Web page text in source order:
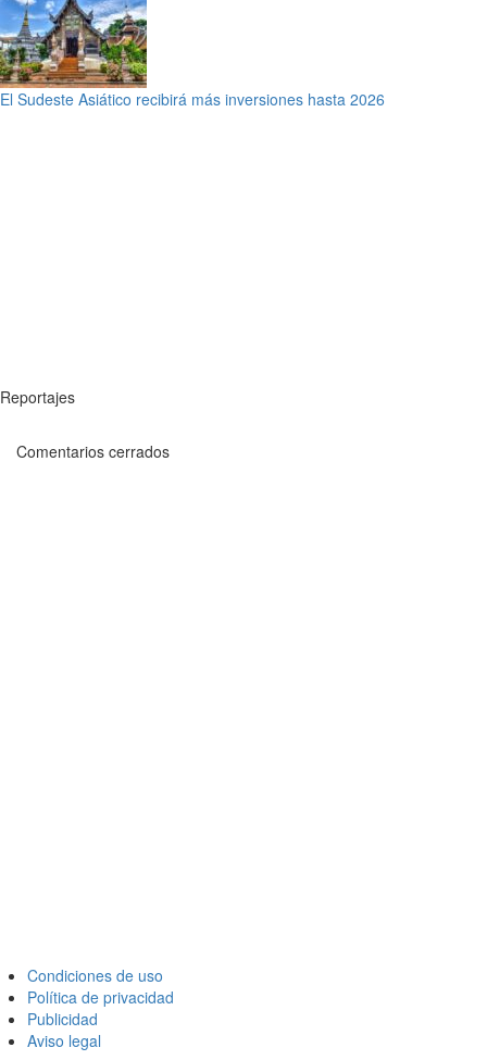
El Sudeste Asiático recibirá más inversiones hasta 2026
Reportajes
Comentarios cerrados
Condiciones de uso
Política de privacidad
Publicidad
Aviso legal